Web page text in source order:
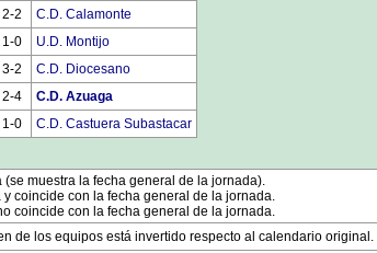
2-2
C.D. Calamonte
1-0
U.D. Montijo
3-2
C.D. Diocesano
2-4
C.D. Azuaga
1-0 C.D. Castuera Subastacar
muestra la fecha general de la jornada).
coincide con la fecha general de la jornada.
coincide con la fecha general de la jornada.
de los equipos está invertido respecto al calendario original.